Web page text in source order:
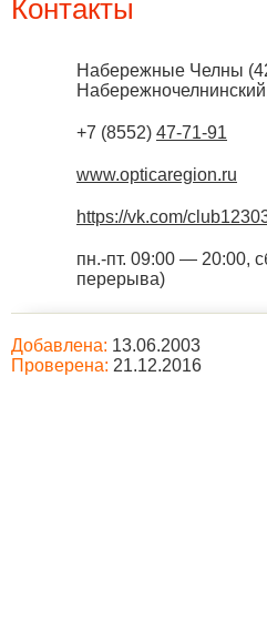
Контакты
Набережные Челны (
+7 (8552) 47-71-91
www.opticaregion.ru
https://vk.com/
пн.-пт. 09:00 — 20:00,
перерыва)
Добавлена: 13.06.2003
Проверена: 21.12.2016